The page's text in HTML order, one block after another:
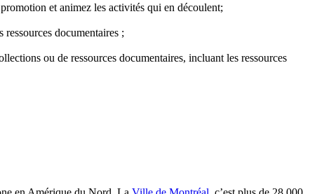
et animez les activités qui en découlent;
ressources documentaires ;
ou de ressources documentaires, incluant les ressources